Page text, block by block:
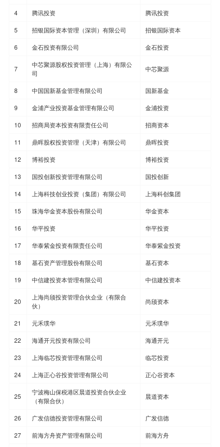
4 腾讯投资 腾讯投资
5 招银国际资本管理（深圳）有限公司 招银国际资本
6 金石投资有限公司 金石投资
7
中芯聚源股权投资管理（上海）有限公
司
中芯聚源
8 中国国新基金管理有限公司 国新基金
9 金浦产业投资基金管理有限公司 金浦投资
10 招商局资本投资有限责任公司 招商资本
11 鼎晖股权投资管理（天津）有限公司 鼎晖投资
12 博裕投资 博裕投资
13 国投创新投资管理有限公司 国投创新
14 上海科技创业投资（集团）有限公司 上海科创集团
15 珠海华金资本股份有限公司 华金资本
16 华平投资 华平投资
17 华泰紫金投资有限责任公司 华泰紫金投资
18 基石资产管理股份有限公司 基石资本
19 中信建投资本管理有限公司 中信建投资本
20
上海尚颀投资管理合伙企业（有限合
伙）
尚颀资本
21 元禾璞华 元禾璞华
22 海通开元投资有限公司 海通开元
23 上海临芯投资管理有限公司 临芯投资
24 上海正心谷投资管理有限公司 正心谷资本
25
宁波梅山保税港区晨道投资合伙企业
（有限合伙）
晨道资本
26 广发信德投资管理有限公司 广发信德
27 前海方舟资产管理有限公司 前海方舟